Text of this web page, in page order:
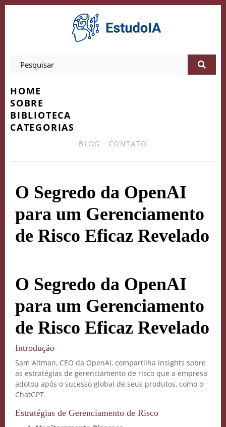
HOME
SOBRE
BIBLIOTECA
CATEGORIAS
BLOG CONTATO
O Segredo da OpenAI
para um Gerenciamento
de Risco Eficaz Revelado
O Segredo da OpenAI
para um Gerenciamento
de Risco Eficaz Revelado
Introdução
Sam Altman, CEO da OpenAI, compartilha insights sobre
as estratégias de gerenciamento de risco que a empresa
adotou após o sucesso global de seus produtos, como o
ChatGPT.
Estratégias de Gerenciamento de Risco